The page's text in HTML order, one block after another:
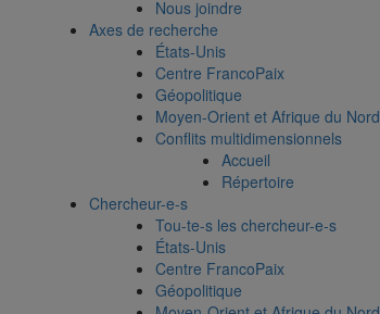
Nous joindre
Axes de recherche
États-Unis
Centre FrancoPaix
Géopolitique
Moyen-Orient et Afrique du Nord
Conflits multidimensionnels
Accueil
Répertoire
Chercheur-e-s
Tou-te-s les chercheur-e-s
États-Unis
Centre FrancoPaix
Géopolitique